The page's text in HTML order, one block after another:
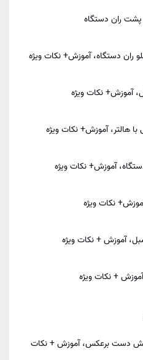
دستگاه
آموزش+ نکات ویژه
نکات ویژه
آموزش+ نکات ویژه
نکات ویژه
ویژه
+ نکات ویژه
نکات ویژه
برعکس، آموزش + نکات